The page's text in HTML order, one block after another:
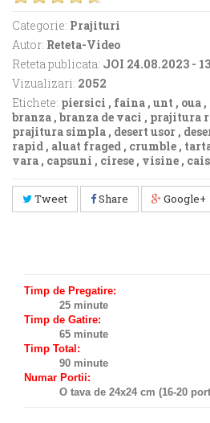
Categorie: Prajituri
Autor: Reteta-Video
Reteta publicata: JOI 24.08.2023 -
Vizualizari: 2052
Etichete: piersici , faina , unt , oua ,
branza , branza de vaci , prajitura
prajitura simpla , desert usor ,
rapid , aluat fraged , crumble ,
vara , capsuni , cirese , visine ,
Tweet Share Google+
Timp de Pregatire:
25 minute
Timp de Gatire:
65 minute
Timp Total:
90 minute
Numar Portii:
O tava de 24x24 cm (16-20